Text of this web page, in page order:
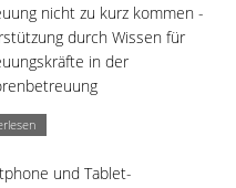
nicht zu kurz kommen -
durch Wissen für
in der
und Tablet-